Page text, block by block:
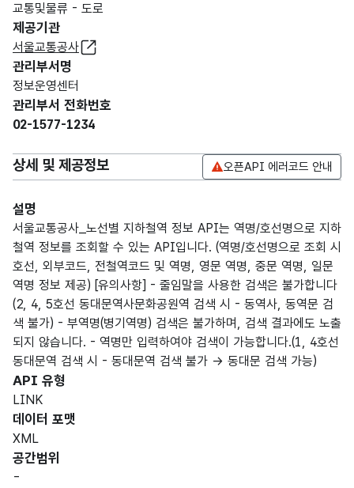
교통및물류 - 도로
제공기관
서울교통공사
관리부서명
정보운영센터
관리부서 전화번호
02-1577-1234
상세 및 제공정보 오픈API 에러코드 안내
설명
서울교통공사_노선별 지하철역 정보 API는 역명/호선명으로 지하
철역 정보를 조회할 수 있는 API입니다. (역명/호선명으로 조회 시
호선, 외부코드, 전철역코드 및 역명, 영문 역명, 중문 역명, 일문
역명 정보 제공) [유의사항] - 줄임말을 사용한 검색은 불가합니다
(2, 4, 5호선 동대문역사문화공원역 검색 시 - 동역사, 동역문 검
색 불가) - 부역명(병기역명) 검색은 불가하며, 검색 결과에도 노출
되지 않습니다. - 역명만 입력하여야 검색이 가능합니다.(1, 4호선
동대문역 검색 시 - 동대문역 검색 불가 → 동대문 검색 가능)
API 유형
LINK
데이터 포맷
XML
공간범위
-